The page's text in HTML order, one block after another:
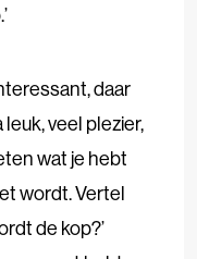
daar
veel plezier,
wat je hebt
wordt. Vertel
de kop?’